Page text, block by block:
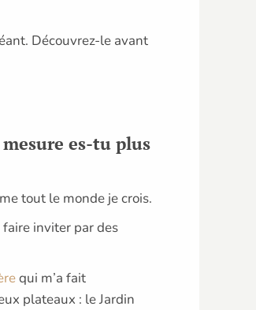
Découvrez-le avant
es-tu plus
tout le monde je crois.
faire inviter par des
qui m’a fait
plateaux : le Jardin